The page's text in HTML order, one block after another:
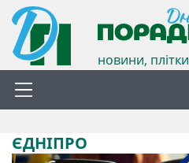
новини,
ЄДНІПРО